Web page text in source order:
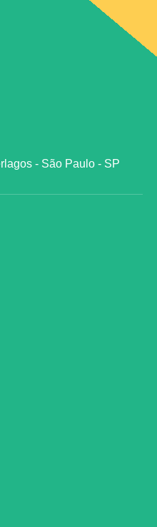
- São Paulo - SP